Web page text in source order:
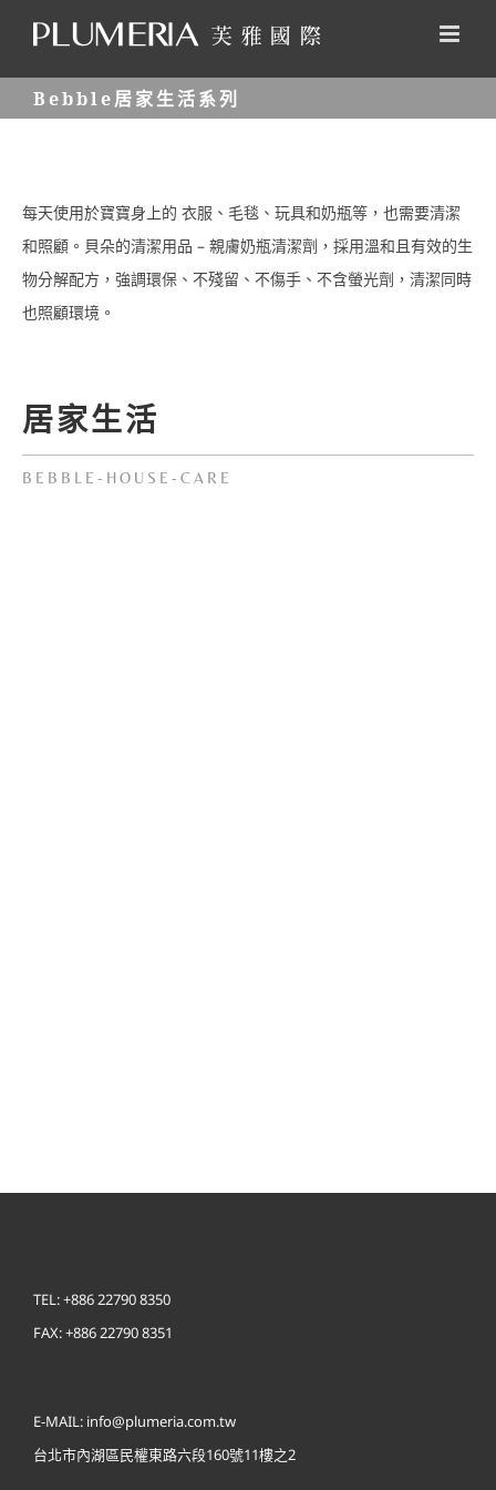
content
Bebble居家生活系列
每天使用於寶寶身上的 衣服、毛毯、玩具和奶瓶等，也需要清潔
和照顧。貝朵的清潔用品 – 親膚奶瓶清潔劑，採用溫和且有效的生
物分解配方，強調環保、不殘留、不傷手、不含螢光劑，清潔同時
也照顧環境。
居家生活
BEBBLE-HOUSE-CARE
TEL: +886 22790 8350
FAX: +886 22790 8351
E-MAIL: info@plumeria.com.tw
台北市內湖區民權東路六段160號11樓之2